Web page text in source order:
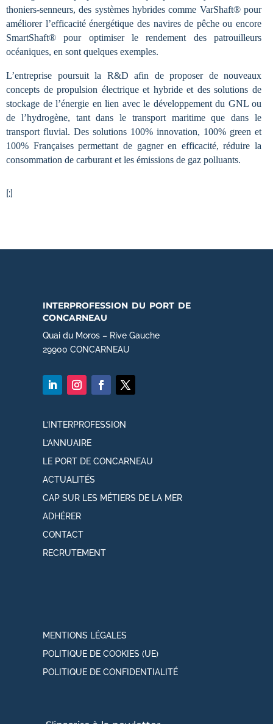
thoniers-senneurs, des systèmes hybrides comme VarShaft® pour
améliorer l’efficacité énergétique des navires de pêche ou encore
SmartShaft® pour optimiser le rendement des patrouilleurs
océaniques, en sont quelques exemples.
L’entreprise poursuit la R&D afin de proposer de nouveaux
concepts de propulsion électrique et hybride et des solutions de
stockage de l’énergie en lien avec le développement du GNL ou
de l’hydrogène, tant dans le transport maritime que dans le
transport fluvial. Des solutions 100% innovation, 100% green et
100% Françaises permettant de gagner en efficacité, réduire la
consommation de carburant et les émissions de gaz polluants.
[:]
interprofession du port de
concarneau
Quai du Moros – Rive Gauche
29900 CONCARNEAU
L’INTERPROFESSION
L’ANNUAIRE
LE PORT DE CONCARNEAU
ACTUALITÉS
CAP SUR LES MÉTIERS DE LA MER
ADHÉRER
CONTACT
RECRUTEMENT
MENTIONS LÉGALES
POLITIQUE DE COOKIES (UE)
POLITIQUE DE CONFIDENTIALITÉ